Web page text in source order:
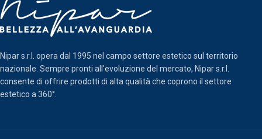
Nipar s.r.l. opera dal 1995 nel campo settore estetico sul territorio
nazionale. Sempre pronti all'evoluzione del mercato, Nipar s.r.l.
consente di offrire prodotti di alta qualità che coprono il settore
estetico a 360°.